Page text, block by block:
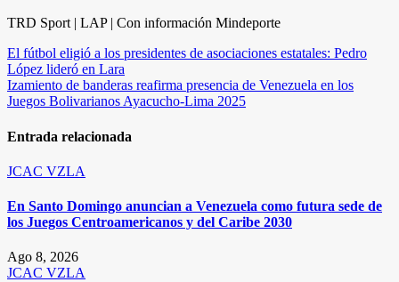
TRD Sport | LAP | Con información Mindeporte
Navegación
de
entradas
El fútbol eligió a los presidentes de asociaciones estatales: Pedro
López lideró en Lara
Izamiento de banderas reafirma presencia de Venezuela en los
Juegos Bolivarianos Ayacucho-Lima 2025
Entrada relacionada
JCAC VZLA
En Santo Domingo anuncian a Venezuela como futura sede de
los Juegos Centroamericanos y del Caribe 2030
Ago 8, 2026
JCAC VZLA